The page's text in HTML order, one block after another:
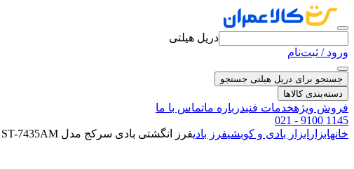
دریل هیلتی
ورود / ثبت‌نام
جستجو برای دریل هیلتی جستجو
دسته‌بندی کالاها
فروش ویژهخدمات فنیدرباره ماتماس با ما
021 - 9100 1145
خانهابزار ابزار بادی و کوبشیفرز بادیفرز انگشتی بادی سرکج مدل ST-7435AM سوماک